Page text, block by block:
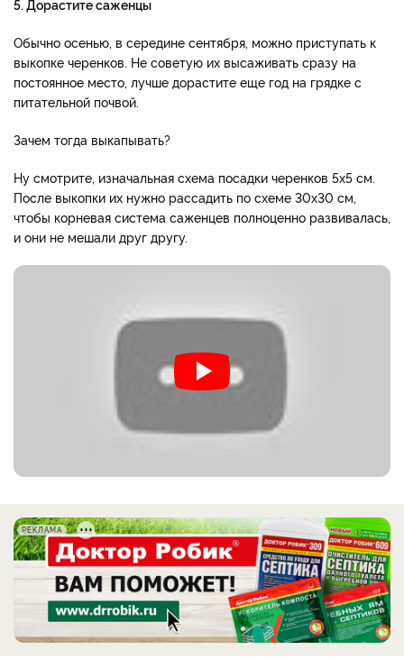
5. Дорастите саженцы
Обычно осенью, в середине сентября, можно приступать к
выкопке черенков. Не советую их высаживать сразу на
постоянное место, лучше дорастите еще год на грядке с
питательной почвой.
Зачем тогда выкапывать?
Ну смотрите, изначальная схема посадки черенков 5х5 см.
После выкопки их нужно рассадить по схеме 30х30 см,
чтобы корневая система саженцев полноценно развивалась,
и они не мешали друг другу.
РЕКЛАМА